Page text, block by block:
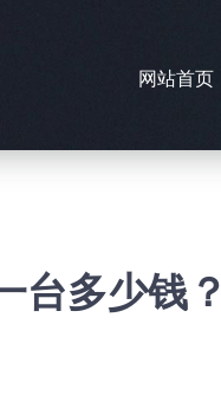
网站首页
台多少钱？